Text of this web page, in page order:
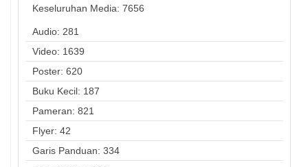
Keseluruhan Media: 7656
Audio: 281
Video: 1639
Poster: 620
Buku Kecil: 187
Pameran: 821
Flyer: 42
Garis Panduan: 334